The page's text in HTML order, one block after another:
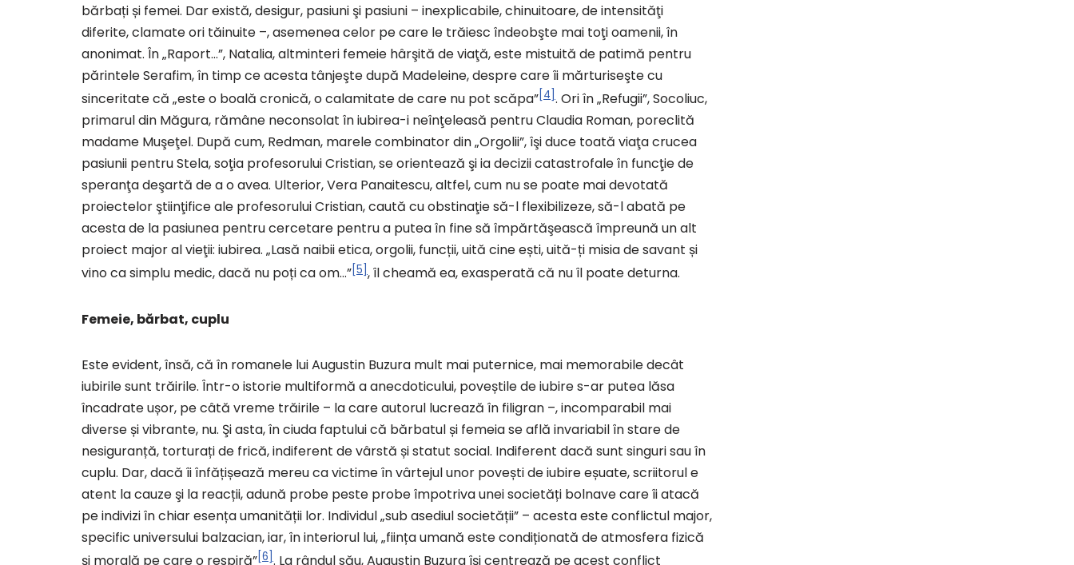
bărbați și femei. Dar există, desigur, pasiuni şi pasiuni – inexplicabile, chinuitoare, de intensităţi
diferite, clamate ori tăinuite –, asemenea celor pe care le trăiesc îndeobşte mai toţi oamenii, în
anonimat. În „Raport…”, Natalia, altminteri femeie hârşită de viaţă, este mistuită de patimă pentru
părintele Serafim, în timp ce acesta tânjeşte după Madeleine, despre care îi mărturiseşte cu
sinceritate că „este o boală cronică, o calamitate de care nu pot scăpa”[4]. Ori în „Refugii”, Socoliuc,
primarul din Măgura, rămâne neconsolat în iubirea-i neînţeleasă pentru Claudia Roman, poreclită
madame Muşeţel. După cum, Redman, marele combinator din „Orgolii”, îşi duce toată viaţa crucea
pasiunii pentru Stela, soţia profesorului Cristian, se orientează şi ia decizii catastrofale în funcţie de
speranţa deşartă de a o avea. Ulterior, Vera Panaitescu, altfel, cum nu se poate mai devotată
proiectelor ştiinţifice ale profesorului Cristian, caută cu obstinaţie să-l flexibilizeze, să-l abată pe
acesta de la pasiunea pentru cercetare pentru a putea în fine să împărtăşească împreună un alt
proiect major al vieţii: iubirea. „Lasă naibii etica, orgolii, funcții, uită cine ești, uită-ți misia de savant și
vino ca simplu medic, dacă nu poți ca om…”[5], îl cheamă ea, exasperată că nu îl poate deturna.
Femeie, bărbat, cuplu
Este evident, însă, că în romanele lui Augustin Buzura mult mai puternice, mai memorabile decât
iubirile sunt trăirile. Într-o istorie multiformă a anecdoticului, poveștile de iubire s-ar putea lăsa
încadrate ușor, pe câtă vreme trăirile – la care autorul lucrează în filigran –, incomparabil mai
diverse și vibrante, nu. Şi asta, în ciuda faptului că bărbatul și femeia se află invariabil în stare de
nesiguranță, torturați de frică, indiferent de vârstă și statut social. Indiferent dacă sunt singuri sau în
cuplu. Dar, dacă îi înfățișează mereu ca victime în vârtejul unor povești de iubire eșuate, scriitorul e
atent la cauze şi la reacții, adună probe peste probe împotriva unei societăți bolnave care îi atacă
pe indivizi în chiar esența umanității lor. Individul „sub asediul societății” – acesta este conflictul major,
specific universului balzacian, iar, în interiorul lui, „ființa umană este condiționată de atmosfera fizică
și morală pe care o respiră”[6]. La rândul său, Augustin Buzura își centrează pe acest conflict